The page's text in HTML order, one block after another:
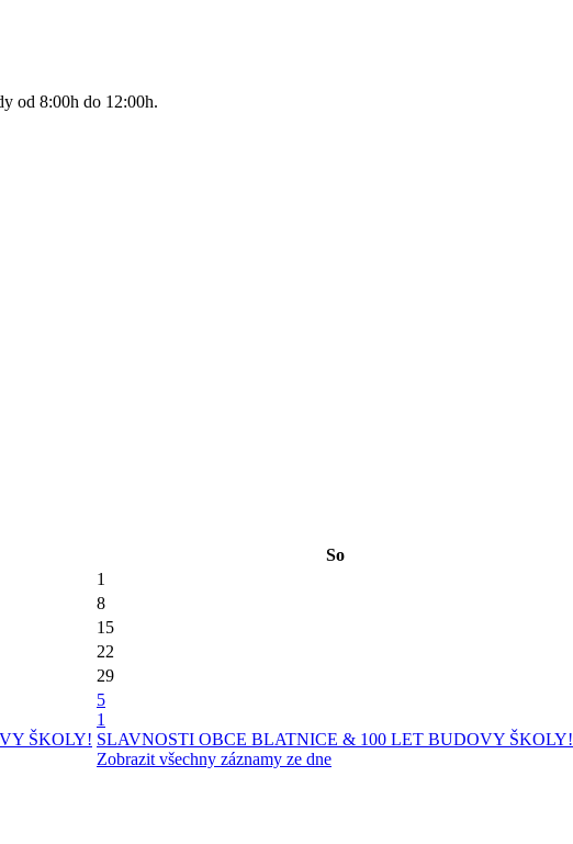
od 8:00h do 12:00h.
So
1
8
15
22
29
ŠKOLY!
5
1
SLAVNOSTI OBCE BLATNICE & 100 LET BUDOVY ŠKOLY!
Zobrazit všechny záznamy ze dne